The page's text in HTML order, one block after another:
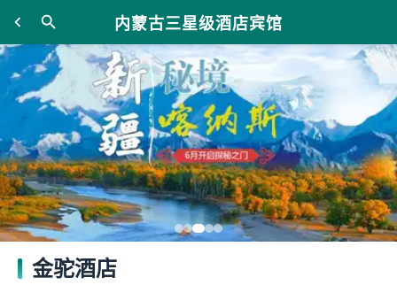
内蒙古三星级酒店宾馆
金驼酒店